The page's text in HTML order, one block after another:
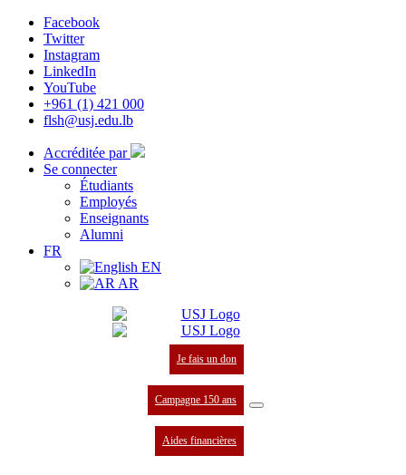
Facebook
Twitter
Instagram
LinkedIn
YouTube
+961 (1) 421 000
flsh@usj.edu.lb
Accréditée par
Se connecter
Étudiants
Employés
Enseignants
Alumni
FR
EN
AR
Je fais un don
Campagne 150 ans
Aides financières